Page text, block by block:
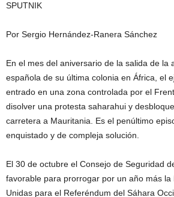
SPUTNIK
Por Sergio Hernández-Ranera Sánchez
En el mes del aniversario de la salida de la
española de su última colonia en África, el
entrado en una zona controlada por el
disolver una protesta saharahui y
carretera a Mauritania. Es el penúltimo
enquistado y de compleja solución.
El 30 de octubre el Consejo de Seguridad
favorable para prorrogar por un año más la
Unidas para el Referéndum del Sáhara